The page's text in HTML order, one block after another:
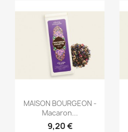
Aperçu rapide
MAISON BOURGEON -
Macaron...
9,20 €